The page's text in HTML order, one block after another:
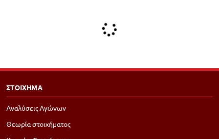
ΣΤΟΙΧΗΜΑ
Αναλύσεις Αγώνων
Θεωρία στοιχήματος